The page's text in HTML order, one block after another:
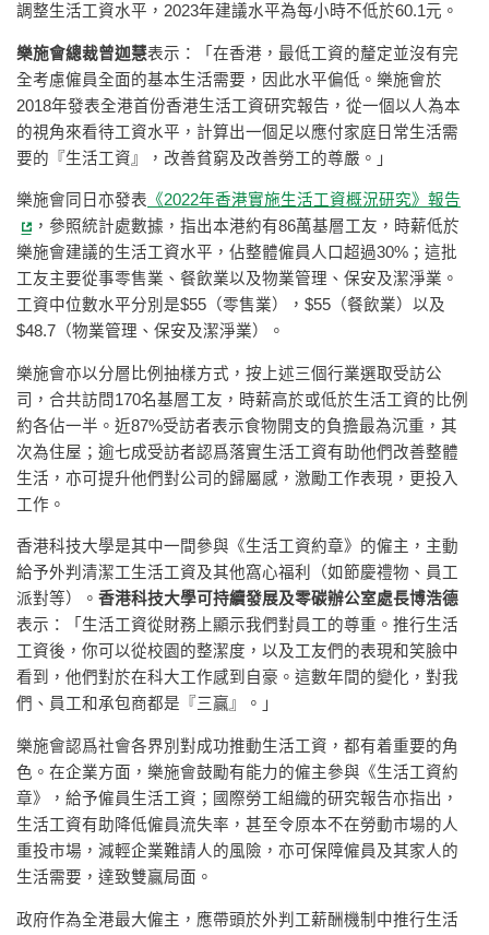
調整生活工資水平，2023年建議水平為每小時不低於60.1元。
樂施會總裁曾迦慧表示：「在香港，最低工資的釐定並沒有完
全考慮僱員全面的基本生活需要，因此水平偏低。樂施會於
2018年發表全港首份香港生活工資研究報告，從一個以人為本
的視角來看待工資水平，計算出一個足以應付家庭日常生活需
要的『生活工資』，改善貧窮及改善勞工的尊嚴。」
樂施會同日亦發表 《2022年香港實施生活工資概況研究》報告
，參照統計處數據，指出本港約有86萬基層工友，時薪低於
樂施會建議的生活工資水平，佔整體僱員人口超過30%；這批
工友主要從事零售業、餐飲業以及物業管理、保安及潔淨業。
工資中位數水平分別是$55（零售業），$55（餐飲業）以及
$48.7（物業管理、保安及潔淨業）。
樂施會亦以分層比例抽樣方式，按上述三個行業選取受訪公
司，合共訪問170名基層工友，時薪高於或低於生活工資的比例
約各佔一半。近87%受訪者表示食物開支的負擔最為沉重，其
次為住屋；逾七成受訪者認爲落實生活工資有助他們改善整體
生活，亦可提升他們對公司的歸屬感，激勵工作表現，更投入
工作。
香港科技大學是其中一間參與《生活工資約章》的僱主，主動
給予外判清潔工生活工資及其他窩心福利（如節慶禮物、員工
派對等）。 香港科技大學可持續發展及零碳辦公室處長博浩德
表示：「生活工資從財務上顯示我們對員工的尊重。推行生活
工資後，你可以從校園的整潔度，以及工友們的表現和笑臉中
看到，他們對於在科大工作感到自豪。這數年間的變化，對我
們、員工和承包商都是『三贏』。」
樂施會認爲社會各界別對成功推動生活工資，都有着重要的角
色。在企業方面，樂施會鼓勵有能力的僱主參與《生活工資約
章》，給予僱員生活工資；國際勞工組織的研究報告亦指出，
生活工資有助降低僱員流失率，甚至令原本不在勞動市場的人
重投市場，減輕企業難請人的風險，亦可保障僱員及其家人的
生活需要，達致雙贏局面。
政府作為全港最大僱主，應帶頭於外判工薪酬機制中推行生活